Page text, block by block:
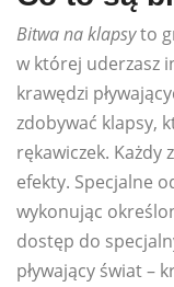
Bitwa na klapsyto
w której uderzasz
krawędzi
zdobywać klapsy,
rękawiczek. Każdy
efekty. Specjalne
wykonując
dostęp do
pływający świat –